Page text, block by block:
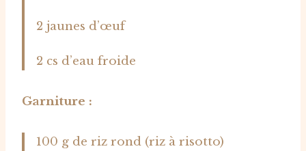
2 jaunes d’œuf
2 cs d’eau froide
Garniture :
100 g de riz rond (riz à risotto)